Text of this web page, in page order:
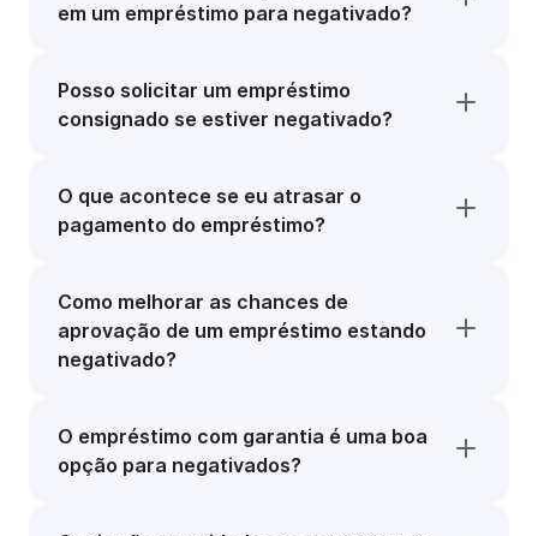
em um empréstimo para negativado?
Posso solicitar um empréstimo
consignado se estiver negativado?
O que acontece se eu atrasar o
pagamento do empréstimo?
Como melhorar as chances de
aprovação de um empréstimo estando
negativado?
O empréstimo com garantia é uma boa
opção para negativados?